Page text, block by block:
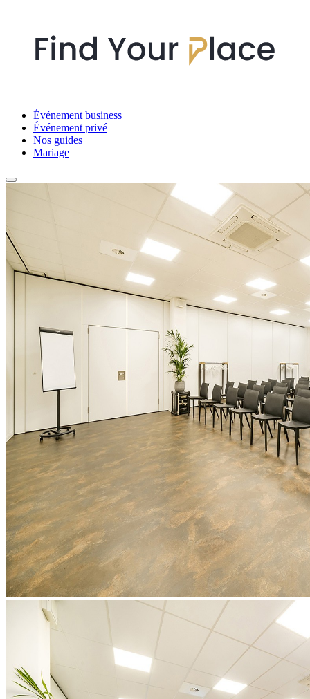
Événement business
Événement privé
Nos guides
Mariage